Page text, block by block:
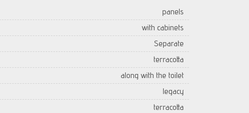
panels
with cabinets
Separate
terracotta
along with the toilet
legacy
terracotta